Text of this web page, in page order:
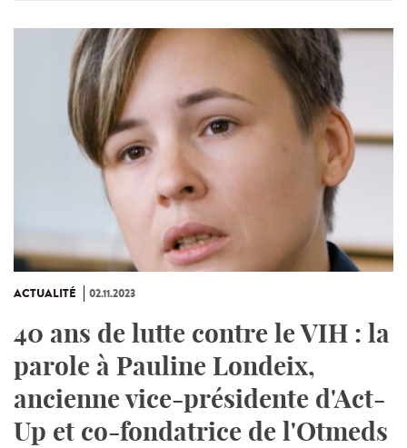
ACTUALITÉ 02.11.2023
40 ans de lutte contre le VIH : la
parole à Pauline Londeix,
ancienne vice-présidente d'Act-
Up et co-fondatrice de l'Otmeds